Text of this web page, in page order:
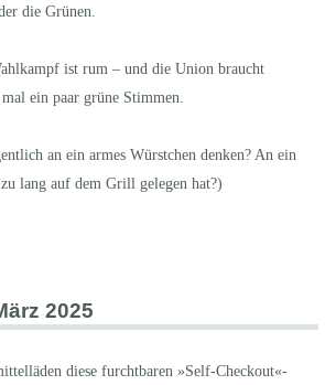
die Grünen.
ist rum – und die Union braucht
ein paar grüne Stimmen.
an ein armes Würstchen denken? An ein
lang auf dem Grill gelegen hat?)
2025
diese furchtbaren »Self-Checkout«-